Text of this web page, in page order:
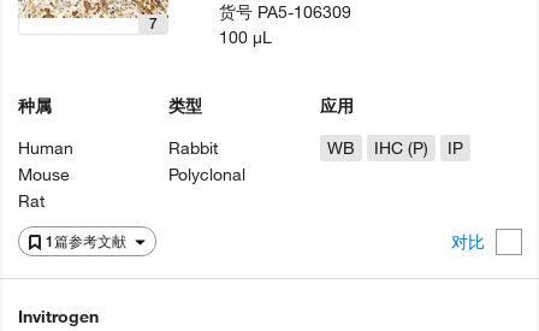
1篇参考文献 对比
7
种属
Human
Mouse
Rat
类型
Rabbit
Polyclonal
应用
WB
IHC (P) IP
货号 PA5-106309
100 µL
Invitrogen